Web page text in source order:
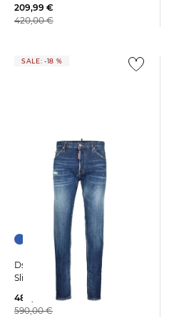
209,99 €
420,00 €
SALE: -18 %
Dsquared2 | Herren Jeans
Slim Fit
484,45 €
590,00 €